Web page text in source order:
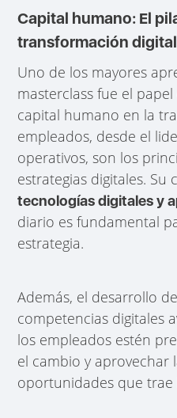
Capital humano: El
transformación digital
Uno de los mayores
masterclass fue el
capital humano en la
empleados, desde el
operativos, son los
estrategias digitales.
tecnologías digitales y
diario es fundamental
estrategia.
Además, el desarrollo
competencias digitales
los empleados estén
el cambio y aprovechar
oportunidades que trae